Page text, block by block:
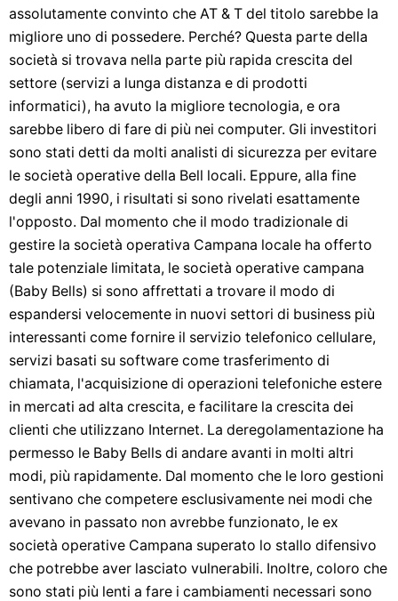
assolutamente convinto che AT & T del titolo sarebbe la
migliore uno di possedere. Perché? Questa parte della
società si trovava nella parte più rapida crescita del
settore (servizi a lunga distanza e di prodotti
informatici), ha avuto la migliore tecnologia, e ora
sarebbe libero di fare di più nei computer. Gli investitori
sono stati detti da molti analisti di sicurezza per evitare
le società operative della Bell locali. Eppure, alla fine
degli anni 1990, i risultati si sono rivelati esattamente
l'opposto. Dal momento che il modo tradizionale di
gestire la società operativa Campana locale ha offerto
tale potenziale limitata, le società operative campana
(Baby Bells) si sono affrettati a trovare il modo di
espandersi velocemente in nuovi settori di business più
interessanti come fornire il servizio telefonico cellulare,
servizi basati su software come trasferimento di
chiamata, l'acquisizione di operazioni telefoniche estere
in mercati ad alta crescita, e facilitare la crescita dei
clienti che utilizzano Internet. La deregolamentazione ha
permesso le Baby Bells di andare avanti in molti altri
modi, più rapidamente. Dal momento che le loro gestioni
sentivano che competere esclusivamente nei modi che
avevano in passato non avrebbe funzionato, le ex
società operative Campana superato lo stallo difensivo
che potrebbe aver lasciato vulnerabili. Inoltre, coloro che
sono stati più lenti a fare i cambiamenti necessari sono